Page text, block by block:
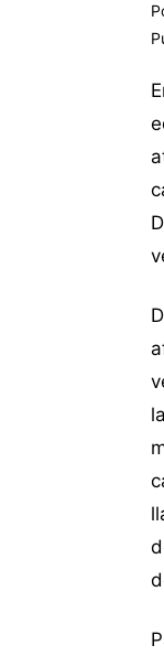
E
t
q
u
e
d
a
o
m
o
n
Q
u
o
e
S
i
c
o
m
t
a
i
o